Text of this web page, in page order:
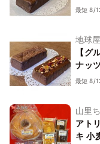
最短 8/
地球
【グ
ナッ
セッ
最短 8/
山里
アトリ
アト
キ 小